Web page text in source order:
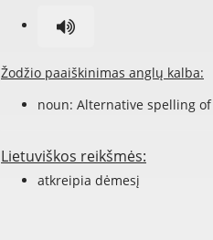
Žodžio paaiškinimas anglų kalba:
noun: Alternative spelling of
Lietuviškos reikšmės:
atkreipia dėmesį